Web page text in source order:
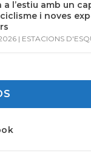
a l’estiu amb un
i noves
| ESTACIONS